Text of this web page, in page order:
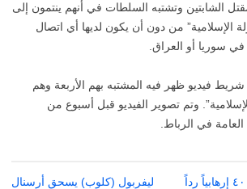
الشابتين وتشتبه السلطات في أنهم ينتمون إلى
الإسلامية” من دون أن يكون لديها أي اتصال
في سوريا أو العراق.
فيديو ظهر فيه المشتبه بهم الأربعة وهم
وتم تصوير الفيديو قبل أسبوع من
في الرباط.
مصر الشرطة تقتل ٤٠ إرهابياً رداً
ليفربول (كلوب) يسحق أرسنال